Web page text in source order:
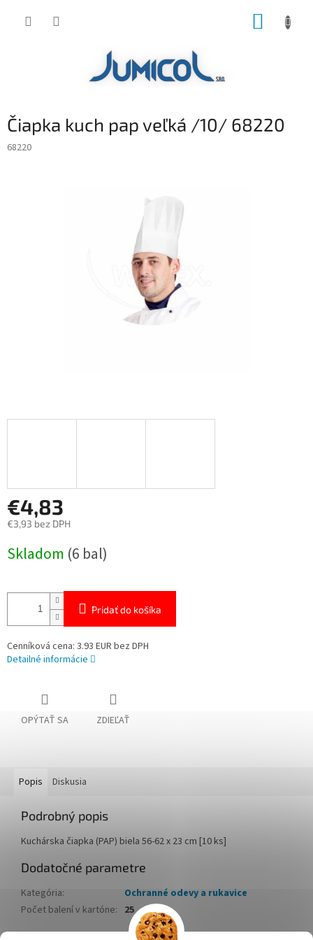
Čiapka kuch pap veľká /10/ 68220
68220
€4,83
€3,93 bez DPH
cena:
Skladom (6 bal)
Pridať do košíka
Cenníková cena: 3.93 EUR bez DPH
Detailné informácie
OPÝTAŤ SA ZDIEĽAŤ
Popis Diskusia
Podrobný popis
Kuchárska čiapka (PAP) biela 56-62 x 23 cm [10 ks]
Dodatočné parametre
Kategória:
Ochranné odevy a rukavice
Počet balení v kartóne: 25